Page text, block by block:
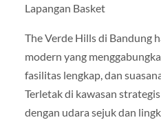
Lapangan Basket
The Verde Hills di Bandung
modern yang
fasilitas lengkap, dan
Terletak di kawasan
dengan udara sejuk dan